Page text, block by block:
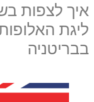
איך לצפות
בבריטניה